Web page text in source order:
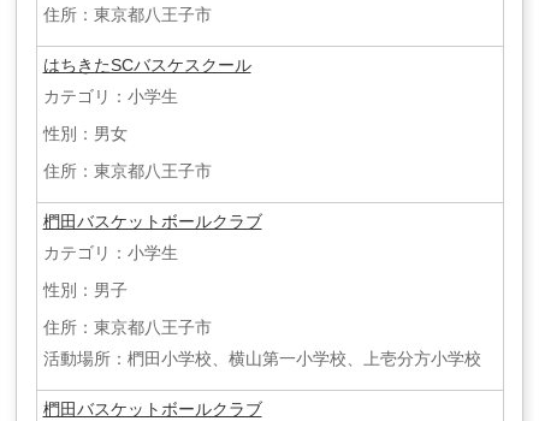
住所：東京都八王子市
はちきたSCバスケスクール
カテゴリ：小学生
性別：男女
住所：東京都八王子市
椚田バスケットボールクラブ
カテゴリ：小学生
性別：男子
住所：東京都八王子市
活動場所：椚田小学校、横山第一小学校、上壱分方小学校
椚田バスケットボールクラブ